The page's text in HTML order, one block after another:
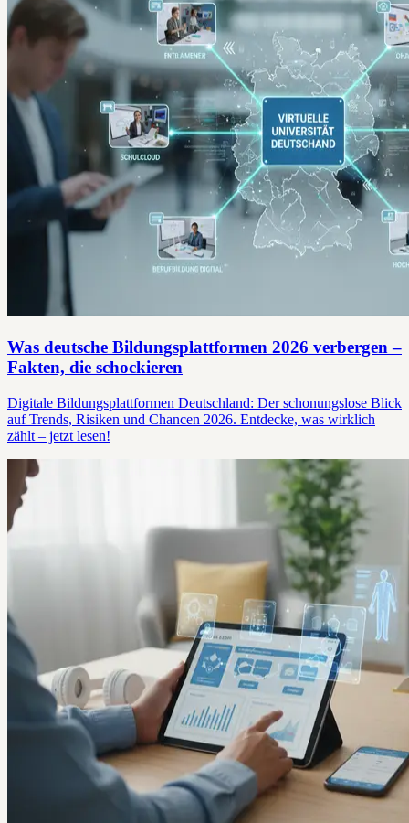
Was deutsche Bildungsplattformen 2026 verbergen –
Fakten, die schockieren
Digitale Bildungsplattformen Deutschland: Der schonungslose Blick
auf Trends, Risiken und Chancen 2026. Entdecke, was wirklich
zählt – jetzt lesen!